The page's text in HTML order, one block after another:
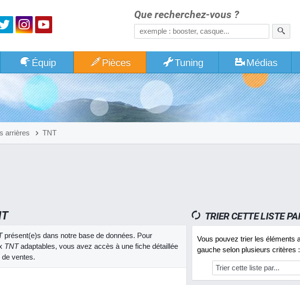
Que recherchez-vous ?
Équip Pièces Tuning Médias
arrières TNT
présent(e)s dans notre base de données. Pour
TNTadaptables, vous avez accès à une fiche détaillée
ventes.
TRIER CETTE LISTE
Vous pouvez trier les éléments
gauche selon plusieurs critères :